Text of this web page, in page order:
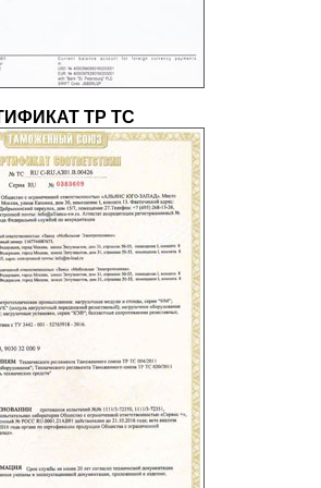
модуль в контейнере
- напряжение)
ТР ТС